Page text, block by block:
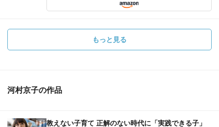
もっと見る
河村京子の作品
教えない子育て 正解のない時代に「実践できる子」